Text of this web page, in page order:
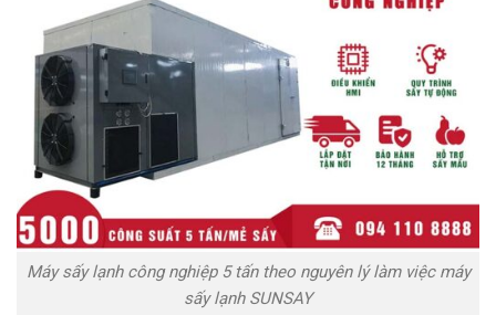
Máy sấy lạnh công nghiệp 5 tấn theo nguyên lý làm việc máy
sấy lạnh SUNSAY